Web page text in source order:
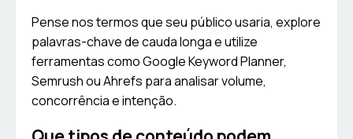
Pense nos termos que seu público usaria, explore
palavras-chave de cauda longa e utilize
ferramentas como Google Keyword Planner,
Semrush ou Ahrefs para analisar volume,
concorrência e intenção.